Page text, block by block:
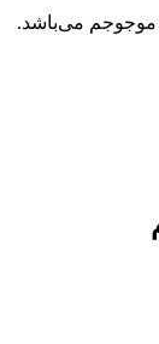
موجوجم می‌باشد.